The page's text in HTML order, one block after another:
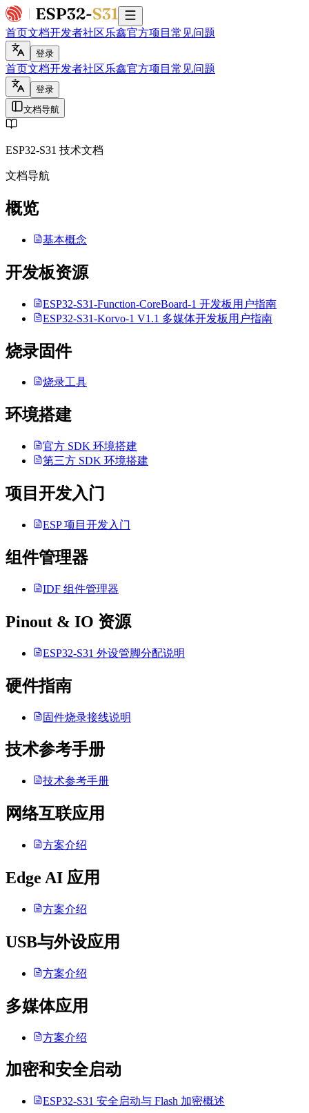
首页文档开发者社区乐鑫官方项目 常见问题
登录
首页文档开发者社区乐鑫官方项目 常见问题
登录
文档导航
ESP32-S31 技术文档
文档导航
概览
基本概念
开发板资源
ESP32‑S31‑Function‑CoreBoard‑1 开发板用户指南
ESP32-S31-Korvo-1 V1.1 多媒体开发板用户指南
烧录固件
烧录工具
环境搭建
官方 SDK 环境搭建
第三方 SDK 环境搭建
项目开发入门
ESP 项目开发入门
组件管理器
IDF 组件管理器
Pinout & IO 资源
ESP32-S31 外设管脚分配说明
硬件指南
固件烧录接线说明
技术参考手册
技术参考手册
网络互联应用
方案介绍
Edge AI 应用
方案介绍
USB与外设应用
方案介绍
多媒体应用
方案介绍
加密和安全启动
ESP32-S31 安全启动与 Flash 加密概述